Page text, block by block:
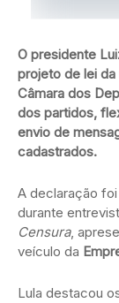
O presidente
projeto de lei
Câmara dos
dos partidos,
envio de
cadastrados.
A declaração
durante
Censura,
veículo da
Lula destacou